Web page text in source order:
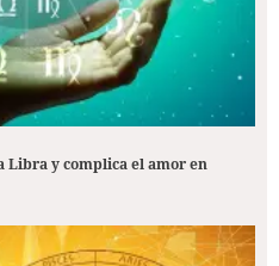
Libra y complica el amor en